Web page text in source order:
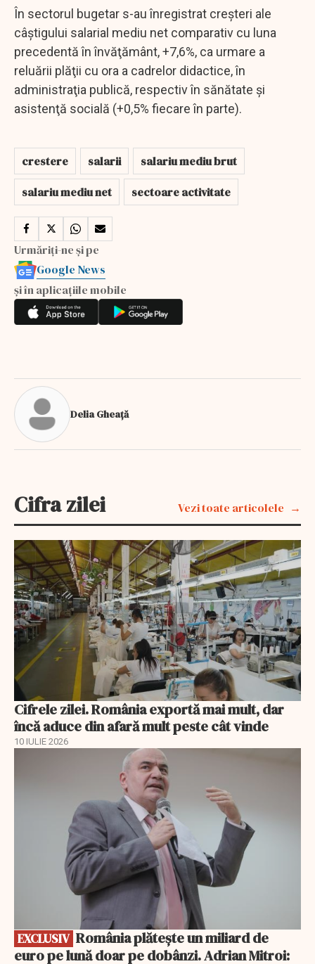
În sectorul bugetar s-au înregistrat creşteri ale
câştigului salarial mediu net comparativ cu luna
precedentă în învăţământ, +7,6%, ca urmare a
reluării plăţii cu ora a cadrelor didactice, în
administraţia publică, respectiv în sănătate şi
asistenţă socială (+0,5% fiecare în parte).
crestere salarii
salariu mediu brut
salariu mediu net
sectoare activitate
Urmăriți-ne și pe
Google News
și în aplicațiile mobile
Delia Gheață
Cifra zilei Vezi toate articolele
Cifrele zilei. România exportă mai mult, dar
încă aduce din afară mult peste cât vinde
10 IULIE 2026
EXCLUSIV
euro pe lună doar pe dobânzi. Adrian Mitroi: